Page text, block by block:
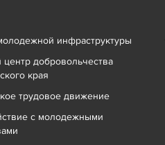
инфраструктуры
добровольчества
края
трудовое движение
с молодежными